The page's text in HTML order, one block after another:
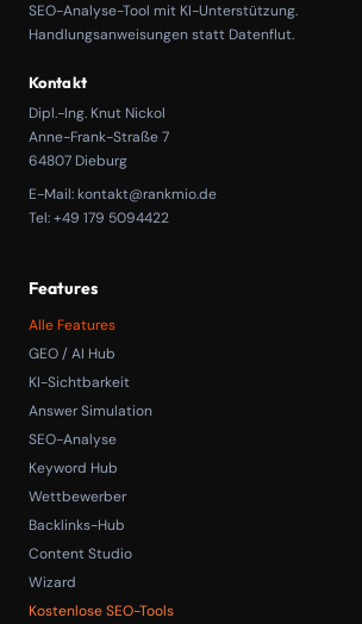
SEO-Analyse-Tool mit KI-Unterstützung.
Handlungsanweisungen statt Datenflut.
Kontakt
Dipl.-Ing. Knut Nickol
Anne-Frank-Straße 7
64807 Dieburg
E-Mail:kontakt@rankmio.de
Tel: +49 179 5094422
Features
Alle Features
GEO / AI Hub
KI-Sichtbarkeit
Answer Simulation
SEO-Analyse
Keyword Hub
Wettbewerber
Backlinks-Hub
Content Studio
Wizard
Kostenlose SEO-Tools